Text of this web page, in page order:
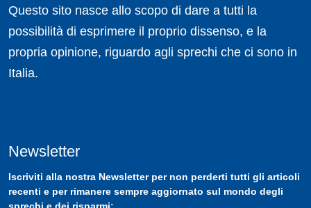
Questo sito nasce allo scopo di dare a tutti la
possibilità di esprimere il proprio dissenso, e la
propria opinione, riguardo agli sprechi che ci sono in
Italia.
Newsletter
Iscriviti alla nostra Newsletterper non perderti tutti gli articoli
recenti e per rimanere sempre aggiornato sul mondo degli